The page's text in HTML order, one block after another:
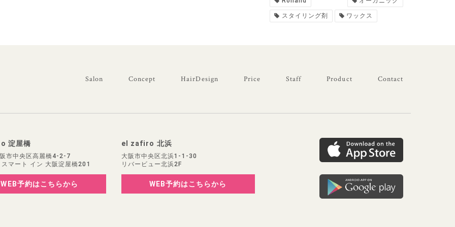
スタイリング剤 ワックス
Salon Concept HairDesign Price Staff Product Contact
淀屋橋
市中央区高麗橋4-2-7
マート イン 大阪淀屋橋201
WEB予約はこちらから
el zafiro 北浜
大阪市中央区北浜1-1-30
リバービュー北浜2F
WEB予約はこちらから